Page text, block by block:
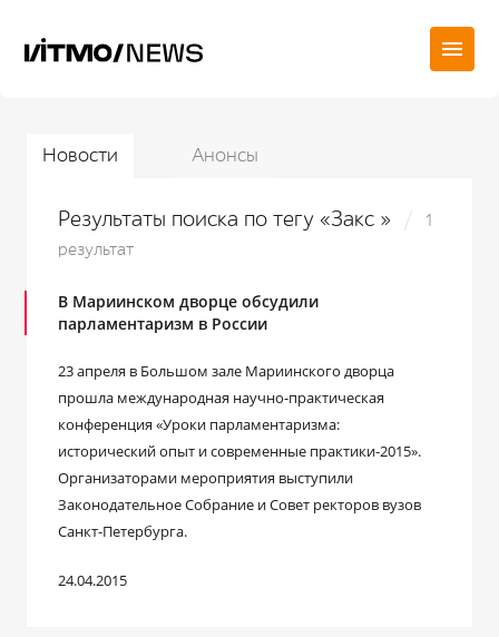
Новости Анонсы
Результаты поиска по тегу «Закс »
1
результат
В Мариинском дворце обсудили
парламентаризм в России
23 апреля в Большом зале Мариинского дворца
прошла международная научно-практическая
конференция «Уроки парламентаризма:
исторический опыт и современные практики-2015».
Организаторами мероприятия выступили
Законодательное Собрание и Совет ректоров вузов
Санкт-Петербурга.
24.04.2015